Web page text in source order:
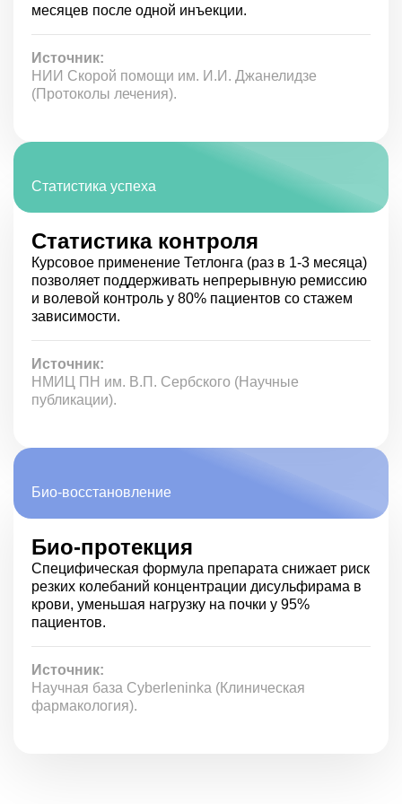
невритов зрительного, слухового нервов, мигренями,
Для всех препаратов на основе Дисульфирама
характерно частое побочное явление – металлический
привкус во рту. В ответ на биохимические реакции
коллапс, потеря сознания, кома;
повышение температуры с потливостью;
остановка дыхания, сердечной деятельности.
Из более редких побочных эффектов внимания
заслуживают сухой кашель, нарушения мочеотделения,
изменение цвета и запаха мочи. Часто отмечается
повышение активности печеночных трансаминаз.
лечения предотвратит развитие и
прогрессирование побочных реакций
обнаружении у себя перечисленных симптомов
месяцев после одной инъекции.
Источник:
НИИ Скорой помощи им. И.И. Джанелидзе
(Протоколы лечения).
Статистика успеха
Статистика контроля
Курсовое применение Тетлонга (раз в 1-3 месяца)
позволяет поддерживать непрерывную ремиссию
и волевой контроль у 80% пациентов со стажем
зависимости.
Источник:
НМИЦ ПН им. В.П. Сербского (Научные
публикации).
Био-восстановление
Био-протекция
Специфическая формула препарата снижает риск
резких колебаний концентрации дисульфирама в
крови, уменьшая нагрузку на почки у 95%
пациентов.
Источник:
Научная база Cyberleninka (Клиническая
фармакология).